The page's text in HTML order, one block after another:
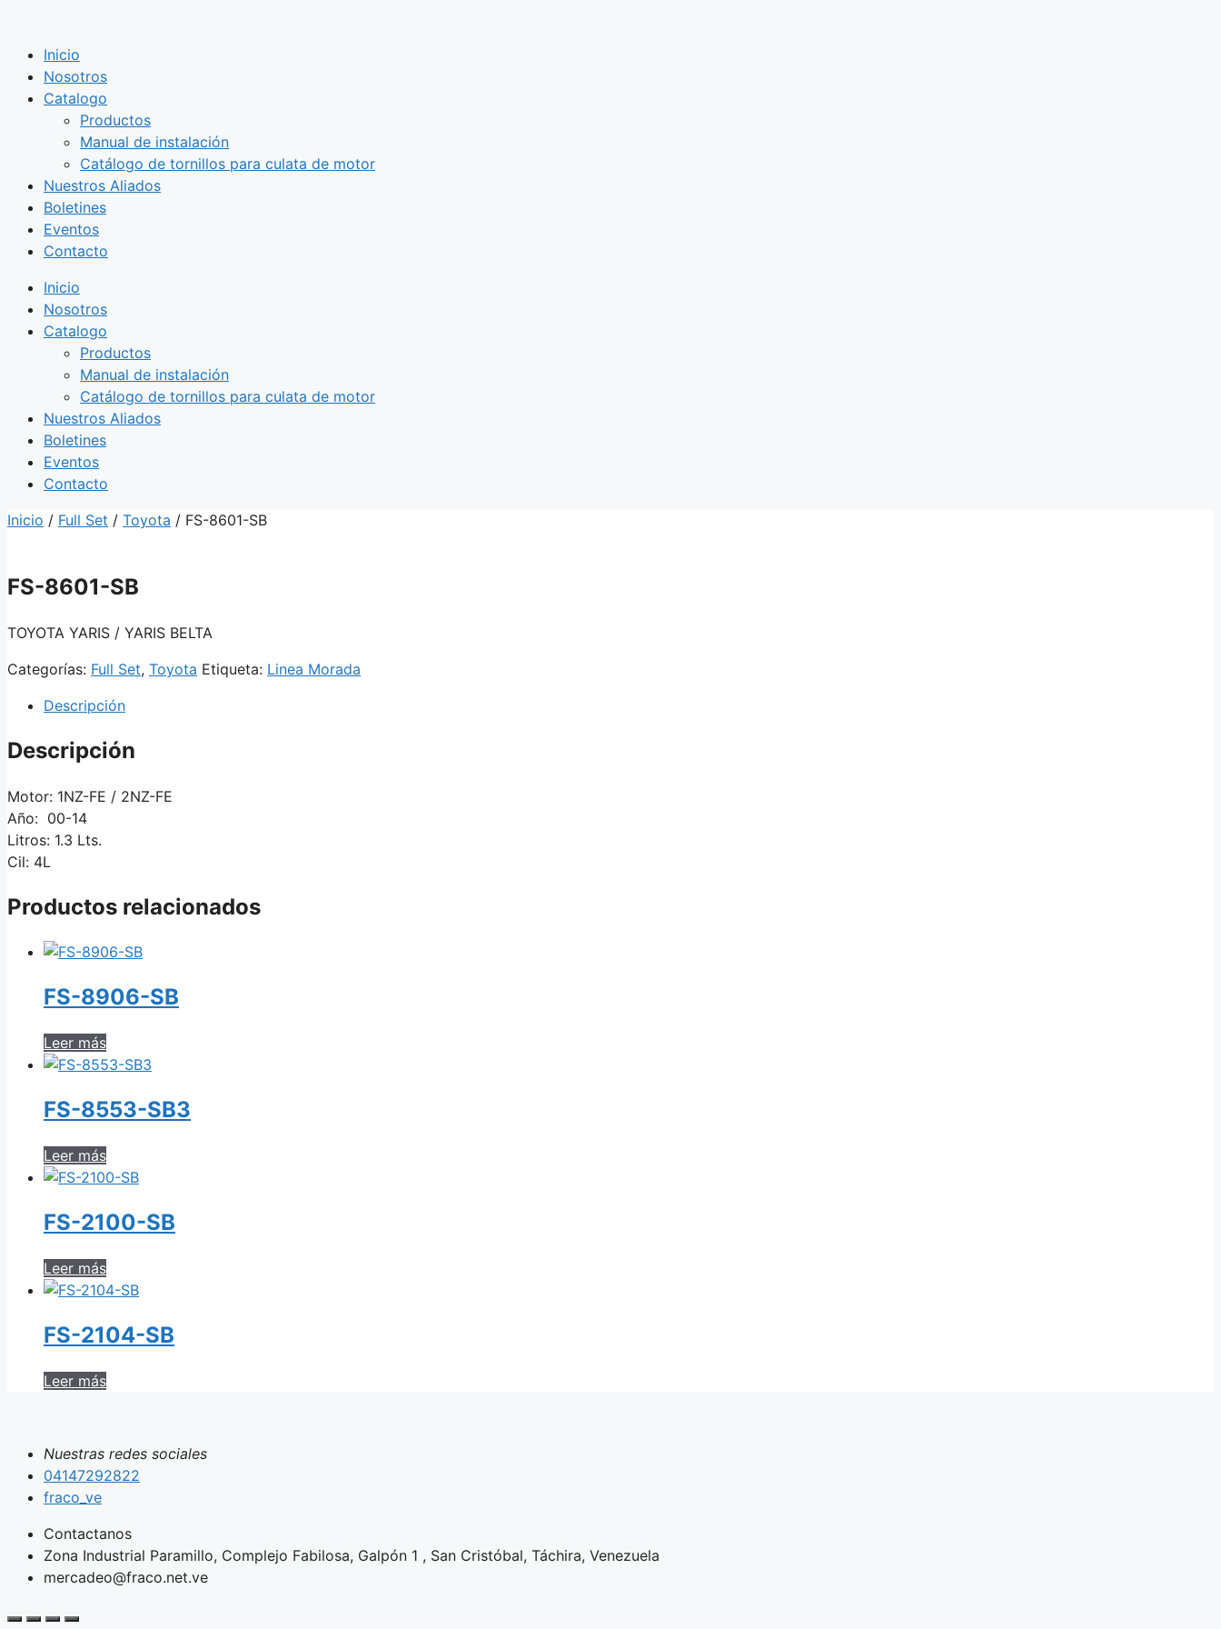
contenido
Inicio
Nosotros
Catalogo
Productos
Manual de instalación
Catálogo de tornillos para culata de motor
Nuestros Aliados
Boletines
Eventos
Contacto
Inicio
Nosotros
Catalogo
Productos
Manual de instalación
Catálogo de tornillos para culata de motor
Nuestros Aliados
Boletines
Eventos
Contacto
Inicio / Full Set / Toyota / FS-8601-SB
FS-8601-SB
TOYOTA YARIS / YARIS BELTA
Categorías: Full Set, Toyota Etiqueta: Linea Morada
Descripción
Descripción
Motor: 1NZ-FE / 2NZ-FE
Año: 00-14
Litros: 1.3 Lts.
Cil: 4L
Productos relacionados
FS-8906-SB
Leer más
FS-8553-SB3
Leer más
FS-2100-SB
Leer más
FS-2104-SB
Leer más
Nuestras redes sociales
04147292822
fraco_ve
Contactanos
Zona Industrial Paramillo, Complejo Fabilosa, Galpón 1 , San Cristóbal, Táchira, Venezuela
mercadeo@fraco.net.ve